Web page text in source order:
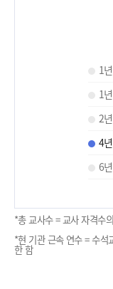
1
1
2
4
6
*총 교사수 = 교사 자격수
*현 기관 근속 연수 = 수석
한 함